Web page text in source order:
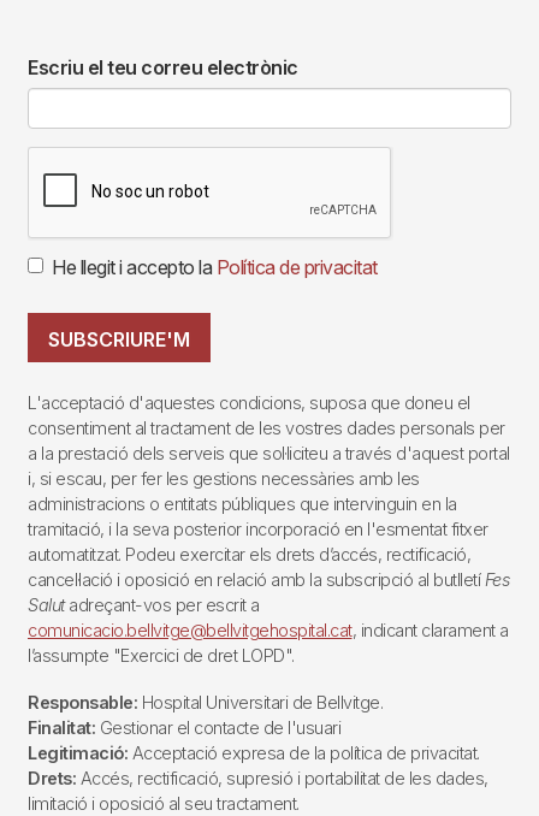
Escriu el teu correu electrònic
He llegit i accepto la Política de privacitat
SUBSCRIURE'M
L'acceptació d'aquestes condicions, suposa que doneu el
consentiment al tractament de les vostres dades personals per
a la prestació dels serveis que sol·liciteu a través d'aquest portal
i, si escau, per fer les gestions necessàries amb les
administracions o entitats públiques que intervinguin en la
tramitació, i la seva posterior incorporació en l'esmentat fitxer
automatitzat. Podeu exercitar els drets d’accés, rectificació,
cancel·lació i oposició en relació amb la subscripció al butlletíFes
Salutadreçant-vos per escrit a
comunicacio.bellvitge@bellvitgehospital.cat, indicant clarament a
l’assumpte "Exercici de dret LOPD".
Responsable: Hospital Universitari de Bellvitge.
Finalitat: Gestionar el contacte de l'usuari
Legitimació: Acceptació expresa de la política de privacitat.
Drets: Accés, rectificació, supresió i portabilitat de les dades,
limitació i oposició al seu tractament.